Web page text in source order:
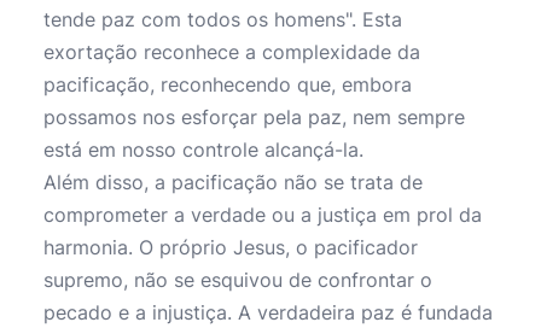
tende paz com todos os homens". Esta
exortação reconhece a complexidade da
pacificação, reconhecendo que, embora
possamos nos esforçar pela paz, nem sempre
está em nosso controle alcançá-la.
Além disso, a pacificação não se trata de
comprometer a verdade ou a justiça em prol da
harmonia. O próprio Jesus, o pacificador
supremo, não se esquivou de confrontar o
pecado e a injustiça. A verdadeira paz é fundada